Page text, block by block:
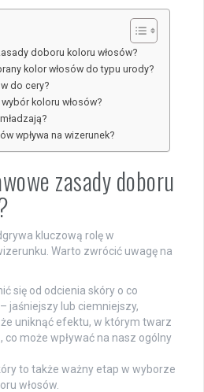
doboru koloru włosów?
kolor włosów do typu urody?
do cery?
koloru włosów?
wpływa na wizerunek?
zasady doboru
kluczową rolę w
Warto zwrócić uwagę na
się od odcienia skóry o co
jaśniejszy lub ciemniejszy,
uniknąć efektu, w którym twarz
co może wpływać na nasz ogólny
to także ważny etap w wyborze
włosów.